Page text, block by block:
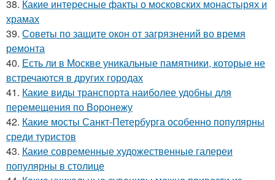
38. Какие интересные факты о московских монастырях и
храмах
39. Советы по защите окон от загрязнений во время
ремонта
40. Есть ли в Москве уникальные памятники, которые не
встречаются в других городах
41. Какие виды транспорта наиболее удобны для
перемещения по Воронежу
42. Какие мосты Санкт-Петербурга особенно популярны
среди туристов
43. Какие современные художественные галереи
популярны в столице